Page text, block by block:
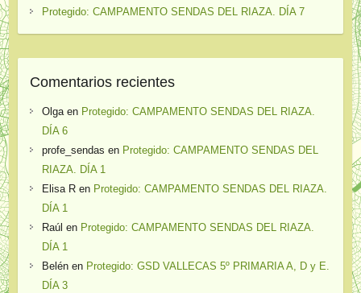
Protegido: CAMPAMENTO SENDAS DEL RIAZA. DÍA 7
Comentarios recientes
Olgaen Protegido: CAMPAMENTO SENDAS DEL RIAZA.
DÍA 6
profe_sendas en Protegido: CAMPAMENTO SENDAS DEL
RIAZA. DÍA 1
Elisa Ren Protegido: CAMPAMENTO SENDAS DEL RIAZA.
DÍA 1
Raúl en Protegido: CAMPAMENTO SENDAS DEL RIAZA.
DÍA 1
Belénen Protegido: GSD VALLECAS 5º PRIMARIA A, D y E.
DÍA 3